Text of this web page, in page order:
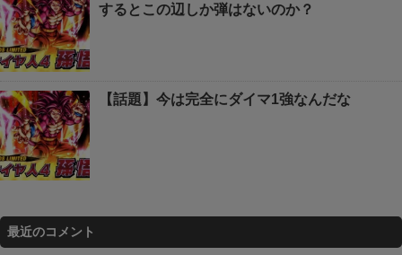
するとこの辺しか弾はないのか？
【話題】今は完全にダイマ1強なんだな
最近のコメント